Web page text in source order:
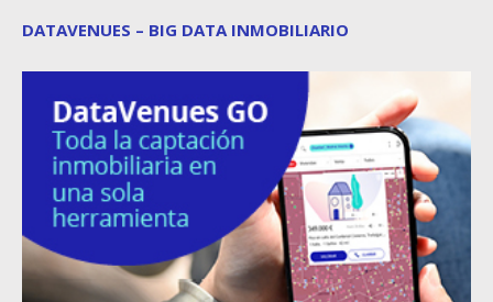
DATAVENUES – BIG DATA INMOBILIARIO